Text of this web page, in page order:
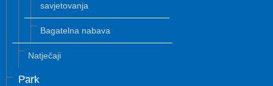
savjetovanja
Bagatelna nabava
Natječaji
Park